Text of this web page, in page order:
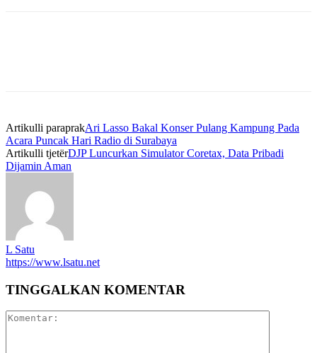
Artikulli paraprakAri Lasso Bakal Konser Pulang Kampung Pada
Acara Puncak Hari Radio di Surabaya
Artikulli tjetërDJP Luncurkan Simulator Coretax, Data Pribadi
Dijamin Aman
L Satu
https://www.lsatu.net
TINGGALKAN KOMENTAR